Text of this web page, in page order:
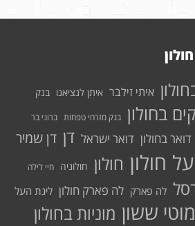
איתי זילבר איתן לנציאנו בנק
בחולון בנק מזרחי טפחות ברוני בר
דואר בחולון דואר ישראל דן דן שמיר
חולון חולון חולוניה חיי לילה
לה פארק לה פארק חולון ליגת העל
מוטי ששון מוניות בחולון